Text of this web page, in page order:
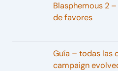
Blasphemous 2
de favores
Guía – todas las
campaign